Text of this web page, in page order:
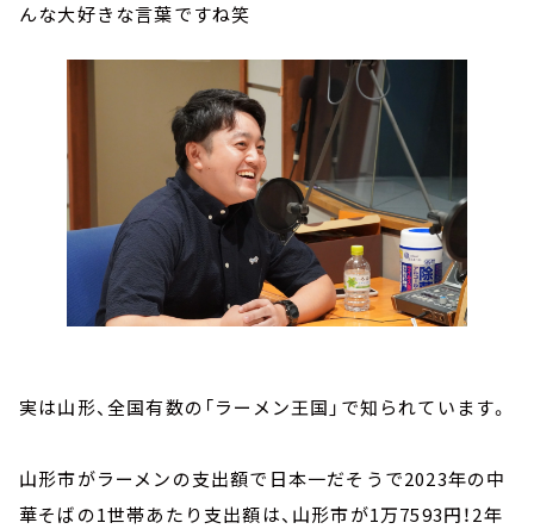
んな大好きな言葉ですね笑
実は山形、全国有数の「ラーメン王国」で知られています。
山形市がラーメンの支出額で日本一だそうで2023年の中
華そばの1世帯あたり支出額は、山形市が1万7593円！2年